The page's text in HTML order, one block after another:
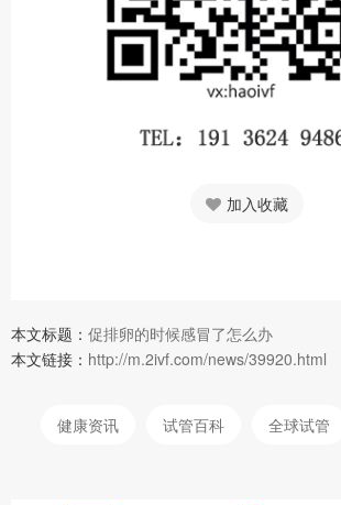
加入收藏
本文标题： 促排卵的时候感冒了怎么办
本文链接： http://m.2ivf.com/news/39920.html
健康资讯 试管百科 全球试管